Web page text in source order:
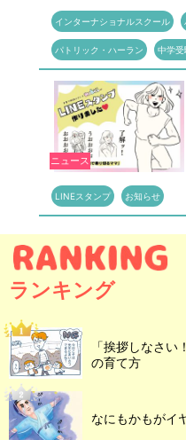
インターナショナルスクール
パトリック・ハーラン 中学受
ニュース
LINEスタンプ お知らせ
ランキング
「挨拶しなさ
の育て方
なにもかもがイ